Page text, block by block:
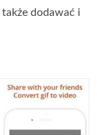
dodawać i